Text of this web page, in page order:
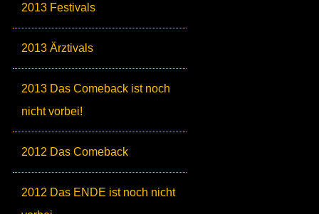
2013 Festivals
2013 Ärztivals
2013 Das Comeback ist noch
nicht vorbei!
2012 Das Comeback
2012 Das ENDE ist noch nicht